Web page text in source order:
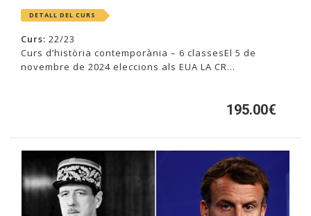
DETALL DEL CURS
Curs: 22/23
Curs d’història contemporània – 6 classesEl 5 de
novembre de 2024 eleccions als EUA LA CR...
195.00€